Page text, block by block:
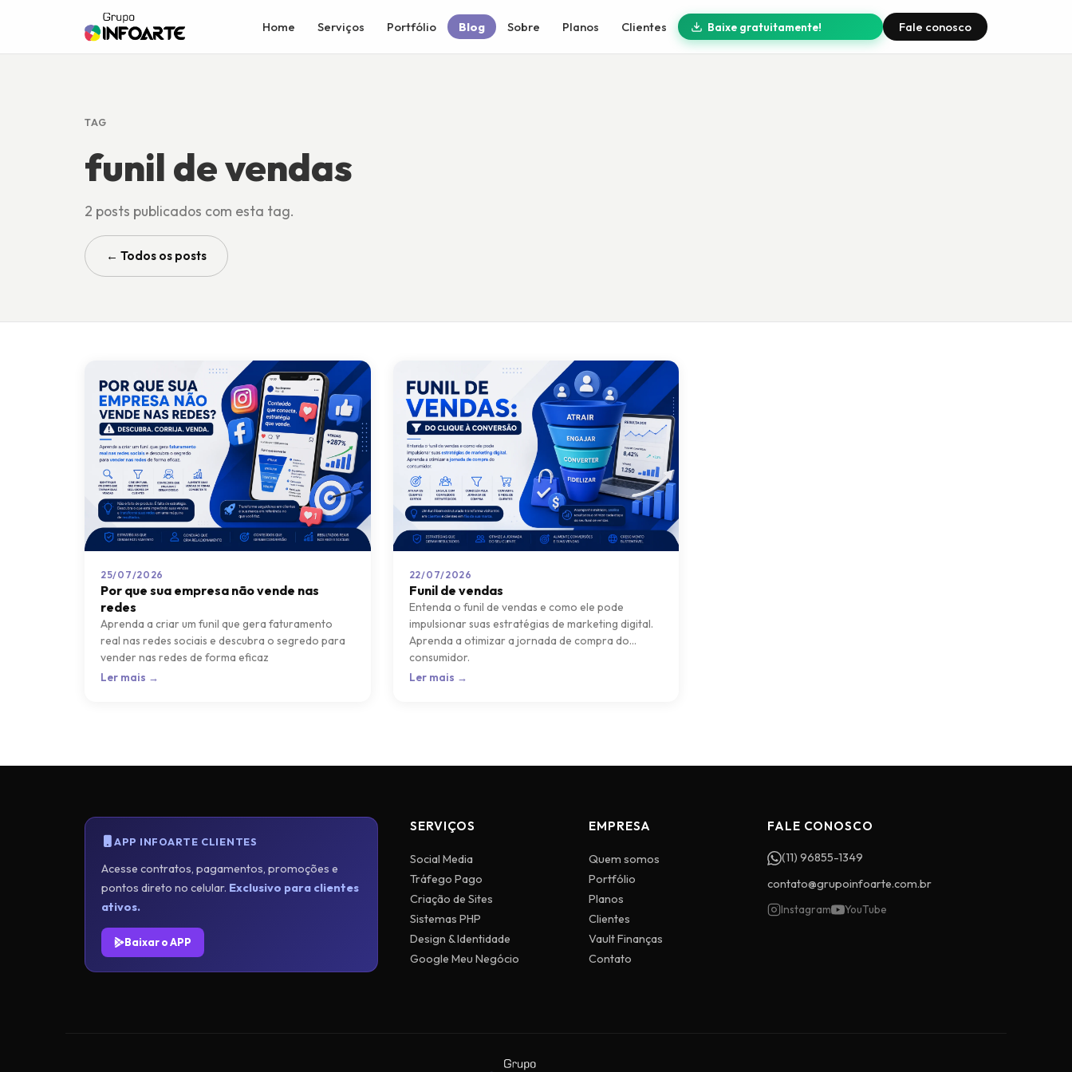
Home Serviços Portfólio Blog Sobre Planos Clientes
App Vault Finanças —GRÁTIS!
Baixe gratuitamente!
Fale conosco
TAG
funil de vendas
2 posts publicados com esta tag.
← Todos os posts
25/07/2026
Por que sua empresa não vende nas
redes
Aprenda a criar um funil que gera faturamento
real nas redes sociais e descubra o segredo para
vender nas redes de forma eficaz
Ler mais →
22/07/2026
Funil de vendas
Entenda o funil de vendas e como ele pode
impulsionar suas estratégias de marketing digital.
Aprenda a otimizar a jornada de compra do
consumidor.
Ler mais →
APP INFOARTE CLIENTES
Acesse contratos, pagamentos, promoções e
pontos direto no celular. Exclusivo para clientes
ativos.
Baixar o APP
SERVIÇOS
Social Media
Tráfego Pago
Criação de Sites
Sistemas PHP
Design & Identidade
Google Meu Negócio
EMPRESA
Quem somos
Portfólio
Planos
Clientes
Vault Finanças
Contato
FALE CONOSCO
(11) 96855-1349
contato@grupoinfoarte.com.br
Instagram
YouTube